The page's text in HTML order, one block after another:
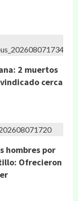
2 muertos
cerca
hombres por
Ofrecieron